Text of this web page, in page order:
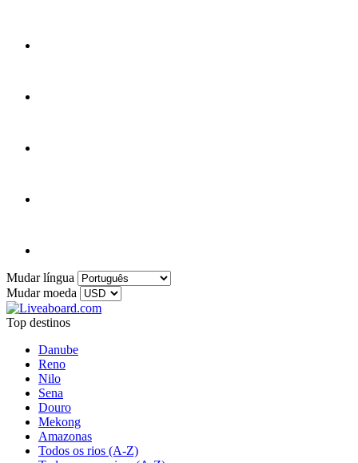
Mudar língua
Mudar moeda
Top destinos
Danube
Reno
Nilo
Sena
Douro
Mekong
Amazonas
Todos os rios (A-Z)